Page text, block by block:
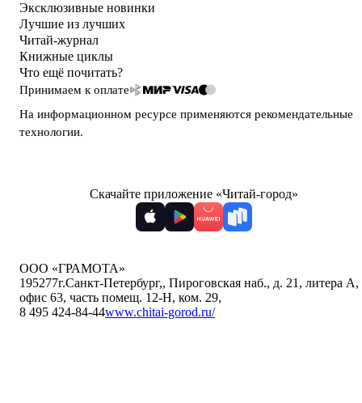
Эксклюзивные новинки
Лучшие из лучших
Читай-журнал
Книжные циклы
Что ещё почитать?
Принимаем к оплате
На информационном ресурсе применяются рекомендательные
технологии.
Скачайте приложение «Читай-город»
ООО «ГРАМОТА»
195277г.Санкт-Петербург,, Пироговская наб., д. 21, литера А,
офис 63, часть помещ. 12-Н, ком. 29,
8 495 424-84-44www.chitai-gorod.ru/